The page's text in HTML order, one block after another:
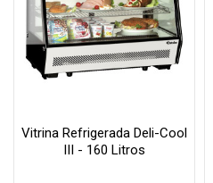
Vitrina Refrigerada Deli-Cool
III - 160 Litros